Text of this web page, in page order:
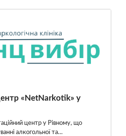
«NetNarkotik» у
центр у Рівному, що
алкогольної та…